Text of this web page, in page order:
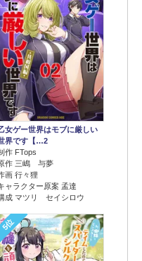
女ゲー世界はモブに厳しい
界です【…2
作 FTops
作 三嶋 与夢
画 行々狸
ャラクター原案 孟達
成 マツリ セイシロウ
5位